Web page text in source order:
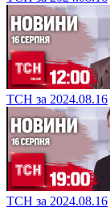
ТСН за 2024.08.16
ТСН за 2024.08.16